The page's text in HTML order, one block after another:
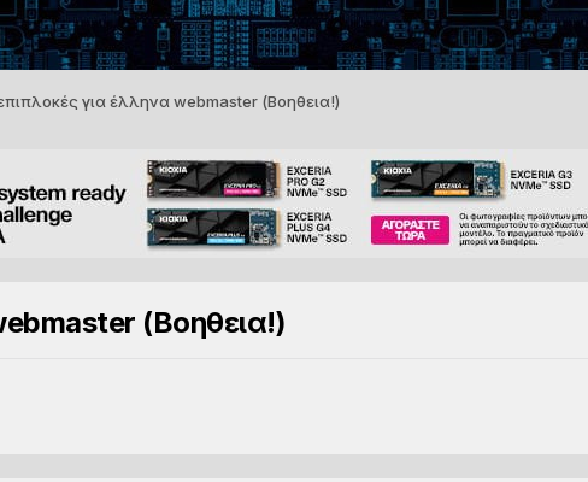
για έλληνα webmaster (Βοηθεια!)
(Βοηθεια!)